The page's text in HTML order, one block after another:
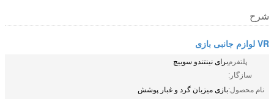
شرح
VR لوازم جانبی بازی
پلتفرم
سازگار:
برای نینتندو سوییچ
نام محصول:بازی میزبان گرد و غبار پوشش